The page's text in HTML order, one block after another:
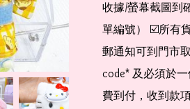
收據/螢幕截圖到
單編號） ☑️所有
郵通知可到門市
code* 及必須於
費到付，收到款